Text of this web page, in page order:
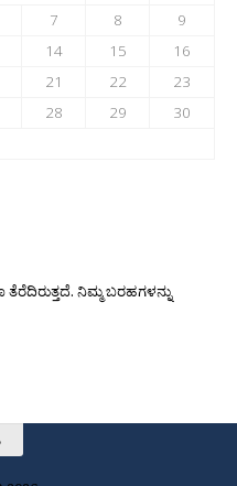
7 8
9
14 15
16
21 22
23
28 29
30
ನಿಮ್ಮ ಬರಹಗಳನ್ನು